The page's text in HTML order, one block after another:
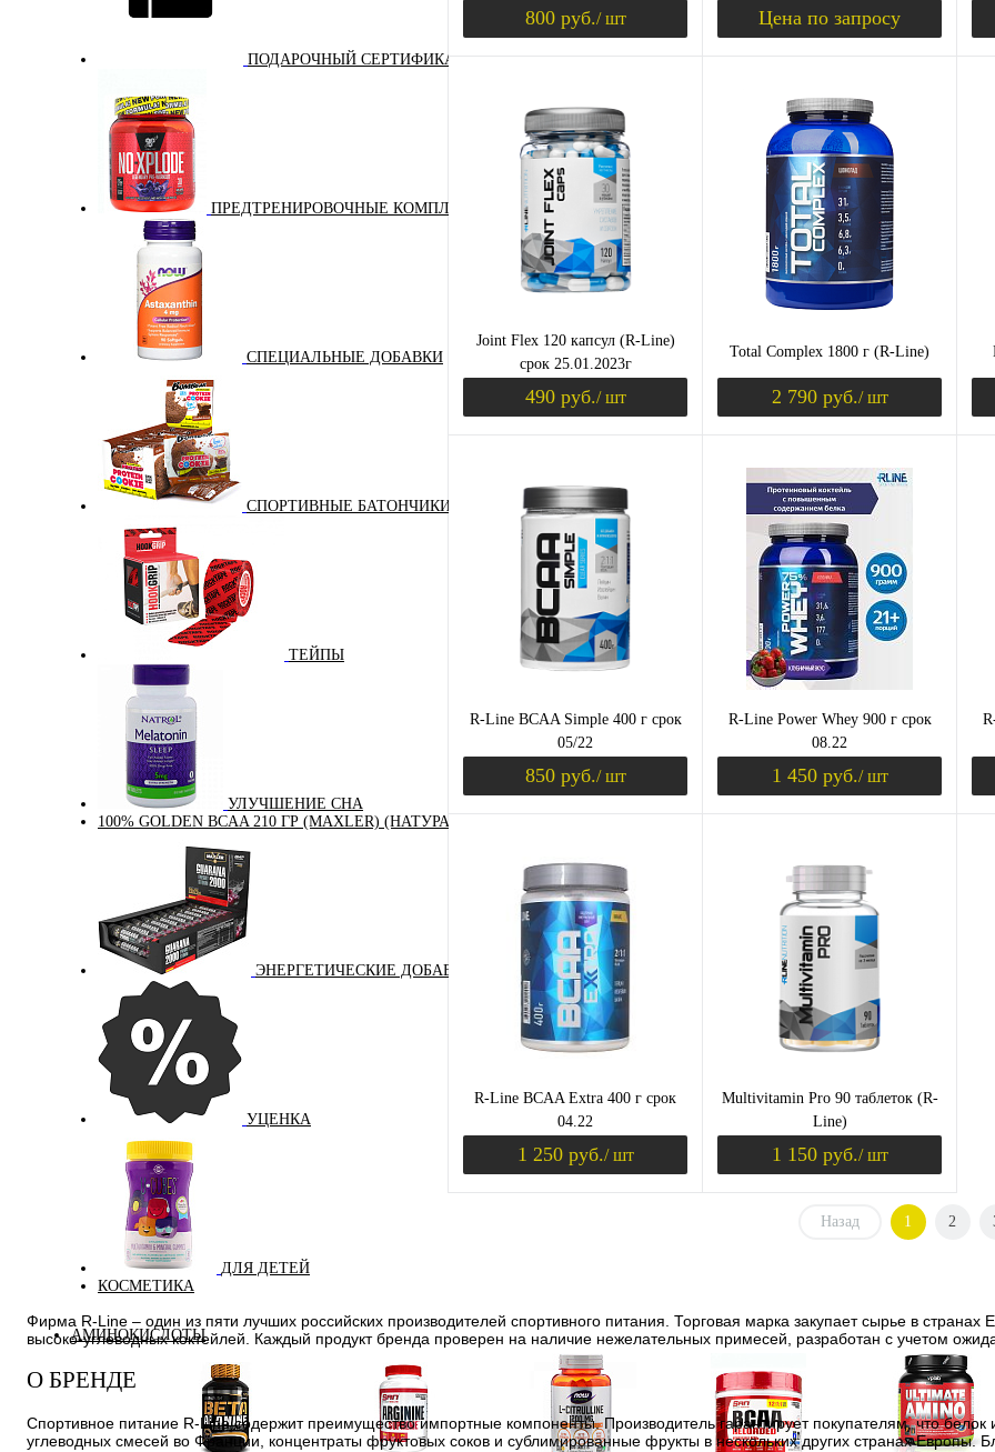
ПОДАРОЧНЫЙ СЕРТИФИКАТ
ПРЕДТРЕНИРОВОЧНЫЕ КОМПЛЕКСЫ
СПЕЦИАЛЬНЫЕ ДОБАВКИ
СПОРТИВНЫЕ БАТОНЧИКИ
ТЕЙПЫ
УЛУЧШЕНИЕ СНА
100% GOLDEN BCAA 210 ГР (MAXLER) (НАТУРАЛЬНЫЙ)
ЭНЕРГЕТИЧЕСКИЕ ДОБАВКИ
УЦЕНКА
ДЛЯ ДЕТЕЙ
КОСМЕТИКА
АМИНОКИСЛОТЫ
800 руб./ шт
Купить в 1 клик
Сравнение
В избранное
Недоступно
клубника шоколад
банан
Цена по запросу
Купить в 1 клик
Сравнение
В избранное
Недоступно
шоколад ваниль
Joint Flex 120 капсул (R-Line)
срок 25.01.2023г
490 руб./ шт
Уведомить о поступлении
Купить в 1 клик
Сравнение
В избранное
Недоступно
Total Complex 1800 г (R-Line)
2 790 руб./ шт
Уведомить о
Купить в 1 клик
Сравнение
В избранное
Недоступно
шоколад
R-Line BCAA Simple 400 г срок
05/22
850 руб./ шт
Купить в 1 клик
Сравнение
В избранное
Недоступно
R-Line Power Whey 900 г срок
08.22
1 450 руб./ шт
Купить в 1 клик
Сравнение
В избранное
Недоступно
R-Line BCAA Extra 400 г срок
04.22
1 250 руб./ шт
В избранное
Недоступно
Multivitamin Pro 90 таблеток (R-
Line)
1 150 руб./ шт
Уведомить о
В избранное
Недоступно
Назад 1 2
Фирма R-Line – один из пяти лучших российских производителей спортивного питания. Торговая марка закупает сырье в странах
высоко-углеводных коктейлей. Каждый продукт бренда проверен на наличие нежелательных примесей, разработан с учетом
О БРЕНДЕ
Спортивное питание R-Line содержит преимущество импортные компоненты. Производитель гарантирует покупателям, что
углеводных смесей во Франции, концентраты фруктовых соков и сублимированные фрукты в нескольких других странах Европы.